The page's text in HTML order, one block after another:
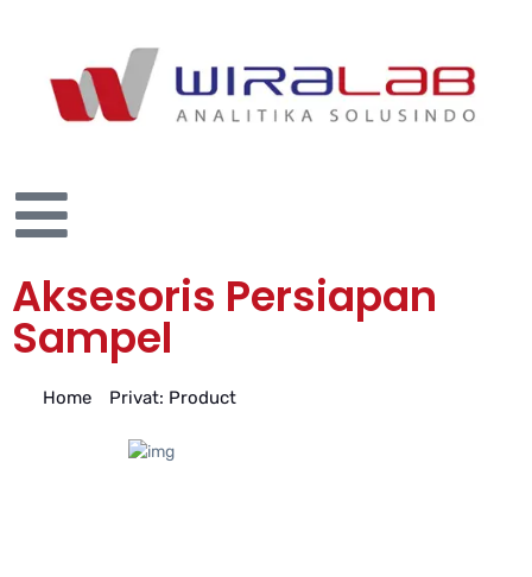
Aksesoris Persiapan
Sampel
Home Privat: Product